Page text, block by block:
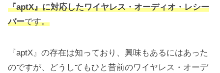
『aptX』に対応したワイヤレス・オーディオ・レシー
バーです。
『aptX』の存在は知っており、興味もあるにはあった
のですが、どうしてもひと昔前のワイヤレス・オーデ